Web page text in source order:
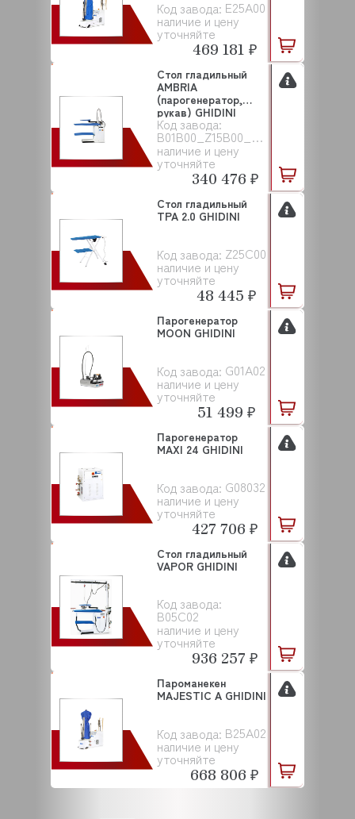
Код завода: E25A00
наличие и цену
уточняйте
469 181 ₽
Код завода:
B01B00_Z15B00_Z11H00
наличие и цену
уточняйте
Стол гладильный
AMBRIA
(парогенератор,
рукав) GHIDINI
340 476 ₽
Код завода: Z25C00
наличие и цену
уточняйте
Стол гладильный
TPA 2.0 GHIDINI
48 445 ₽
Код завода: G01A02
наличие и цену
уточняйте
Парогенератор
MOON GHIDINI
51 499 ₽
Код завода: G08032
наличие и цену
уточняйте
Парогенератор
MAXI 24 GHIDINI
427 706 ₽
Код завода:
B05C02
наличие и цену
уточняйте
Стол гладильный
VAPOR GHIDINI
936 257 ₽
Код завода: B25A02
наличие и цену
уточняйте
Пароманекен
MAJESTIC A GHIDINI
668 806 ₽